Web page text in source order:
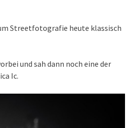
Streetfotografie heute klassisch
und sah dann noch eine der
Ic.